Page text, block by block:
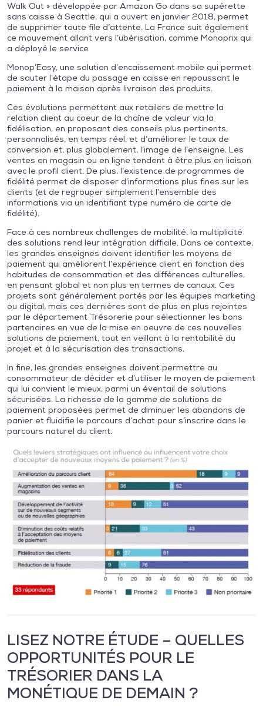
Walk Out » développée par Amazon Go dans sa supérette
sans caisse à Seattle, qui a ouvert en janvier 2018, permet
de supprimer toute file d’attente. La France suit également
ce mouvement allant vers l’ubérisation, comme Monoprix qui
a déployé le service
Monop’Easy, une solution d’encaissement mobile qui permet
de sauter l’étape du passage en caisse en repoussant le
paiement à la maison après livraison des produits.
Ces évolutions permettent aux retailers de mettre la
relation client au coeur de la chaîne de valeur via la
fidélisation, en proposant des conseils plus pertinents,
personnalisés, en temps réel, et d’améliorer le taux de
conversion et, plus globalement, l’image de l’enseigne. Les
ventes en magasin ou en ligne tendent à être plus en liaison
avec le profil client. De plus, l’existence de programmes de
fidélité permet de disposer d’informations plus fines sur les
clients (et de regrouper simplement l’ensemble des
informations via un identifiant type numéro de carte de
fidélité).
Face à ces nombreux challenges de mobilité, la multiplicité
des solutions rend leur intégration difficile. Dans ce contexte,
les grandes enseignes doivent identifier les moyens de
paiement qui améliorent l’expérience client en fonction des
habitudes de consommation et des différences culturelles,
en pensant global et non plus en termes de canaux. Ces
projets sont généralement portés par les équipes marketing
ou digital, mais ces dernières sont de plus en plus rejointes
par le département Trésorerie pour sélectionner les bons
partenaires en vue de la mise en oeuvre de ces nouvelles
solutions de paiement, tout en veillant à la rentabilité du
projet et à la sécurisation des transactions.
In fine, les grandes enseignes doivent permettre au
consommateur de décider et d’utiliser le moyen de paiement
qui lui convient le mieux, parmi un éventail de solutions
sécurisées. La richesse de la gamme de solutions de
paiement proposées permet de diminuer les abandons de
panier et fluidifie le parcours d’achat pour s’inscrire dans le
parcours naturel du client.
LISEZ NOTRE ÉTUDE – QUELLES
OPPORTUNITÉS POUR LE
TRÉSORIER DANS LA
MONÉTIQUE DE DEMAIN ?